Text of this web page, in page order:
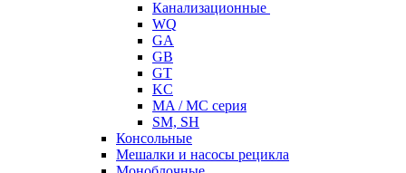
Канализационные
WQ
GA
GB
GT
KC
MA / MC серия
SM, SH
Консольные
Мешалки и насосы рецикла